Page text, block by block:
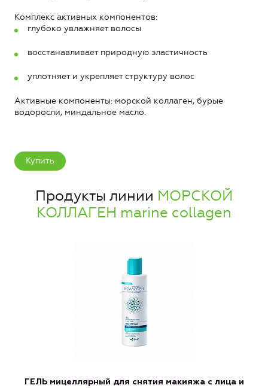
Комплекс активных компонентов:
глубоко увлажняет волосы
восстанавливает природную эластичность
уплотняет и укрепляет структуру волос
Активные компоненты: морской коллаген, бурые
водоросли, миндальное масло.
Купить
Продукты линии МОРСКОЙ
КОЛЛАГЕН marine collagen
ГЕЛЬ мицеллярный для снятия макияжа с лица и